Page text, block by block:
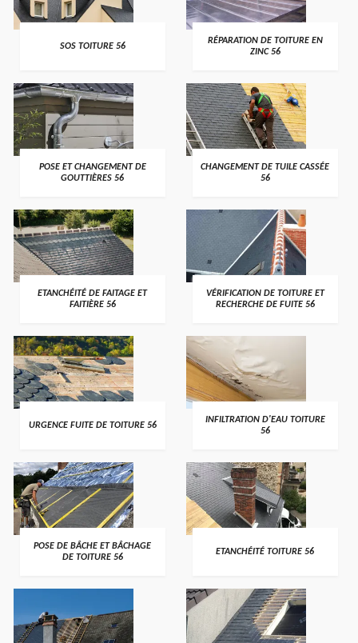
>
SOS TOITURE 56 >
RÉPARATION DE TOITURE EN
ZINC 56
>
POSE ET CHANGEMENT DE
GOUTTIÈRES 56
>
CHANGEMENT DE TUILE CASSÉE
56
>
ETANCHÉITÉ DE FAITAGE ET
FAITIÈRE 56
>
VÉRIFICATION DE TOITURE ET
RECHERCHE DE FUITE 56
>
URGENCE FUITE DE TOITURE 56 >
INFILTRATION D'EAU TOITURE
56
>
POSE DE BÂCHE ET BÂCHAGE
DE TOITURE 56
>
ETANCHÉITÉ TOITURE 56